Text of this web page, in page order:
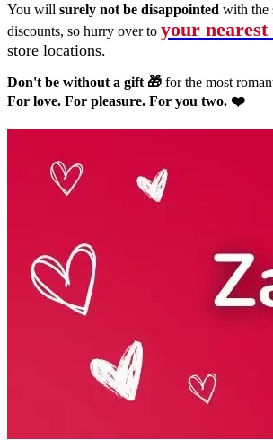
You will surely not be disappointed with the
discounts, so hurry over to your nearest
store locations.
Don't be without a gift 🎁 for the most
For love. For pleasure. For you two. ❤️